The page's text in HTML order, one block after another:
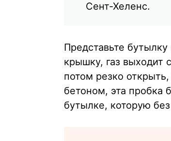
Сент-Хеленс.
Представьте
крышку, газ выходит
потом резко
бетоном, эта пробка
бутылке, которую